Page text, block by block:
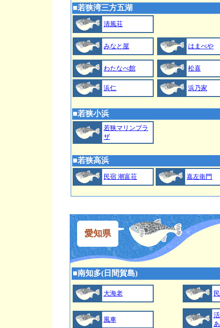
■若狭湾三方五湖
清風荘
みなと屋 はまべや
わたなべ館 松喜
浜仁 浜乃家
■若狭小浜
若狭マリンプラ
ザ
■若狭高浜
民宿 潮富荘 嘉左衛門
愛知県
■南知多(日間賀島)
大海老
風車